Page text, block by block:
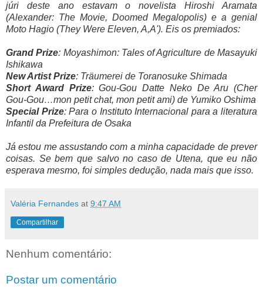
júri deste ano estavam o novelista Hiroshi Aramata
(Alexander: The Movie, Doomed Megalopolis) e a genial
Moto Hagio (They Were Eleven, A,A'). Eis os premiados:
Grand Prize: Moyashimon: Tales of Agriculture de Masayuki
Ishikawa
New Artist Prize: Träumerei de Toranosuke Shimada
Short Award Prize: Gou-Gou Datte Neko De Aru (Cher
Gou-Gou…mon petit chat, mon petit ami) de Yumiko Oshima
Special Prize: Para o Instituto Internacional para a literatura
Infantil da Prefeitura de Osaka
Já estou me assustando com a minha capacidade de prever
coisas. Se bem que salvo no caso de Utena, que eu não
esperava mesmo, foi simples dedução, nada mais que isso.
Valéria Fernandes at 9:47 AM
Compartilhar
Nenhum comentário:
Postar um comentário